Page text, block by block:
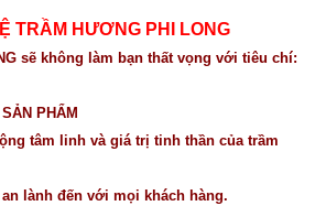
TRẦM HƯƠNG PHI LONG
sẽ không làm bạn thất vọng với tiêu chí:
PHẨM
tâm linh và giá trị tinh thần của trầm
lành đến với mọi khách hàng.